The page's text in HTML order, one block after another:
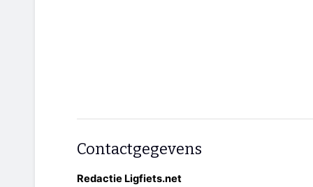
Contactgegevens
Redactie Ligfiets.net